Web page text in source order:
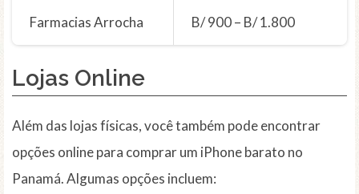
Farmacias Arrocha B/ 900 – B/ 1.800
Lojas Online
Além das lojas físicas, você também pode encontrar
opções online para comprar um iPhone barato no
Panamá. Algumas opções incluem: